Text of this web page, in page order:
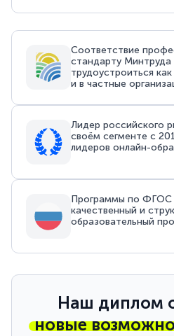
Соответствие
стандарту Минтруда
трудоустроиться
и в частные
Лидер российского
своём сегменте с
лидеров онлайн-
Программы по ФГОС
качественный и
образовательный
Наш диплом
новые